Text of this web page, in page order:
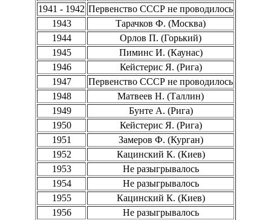
1941 - 1942 Первенство СССР не проводилось
1943
Тарачков Ф. (Москва)
1944
Орлов П. (Горький)
1945
Пиминс И. (Каунас)
1946
Кейстерис Я. (Рига)
1947
Первенство СССР не проводилось
1948
Матвеев Н. (Таллин)
1949
Бунте А. (Рига)
1950
Кейстерис Я. (Рига)
1951
Замеров Ф. (Курган)
1952
Кацинский К. (Киев)
1953
Не разыгрывалось
1954
Не разыгрывалось
1955
Кацинский К. (Киев)
1956
Не разыгрывалось